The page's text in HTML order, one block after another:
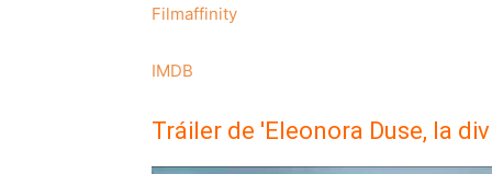
Filmaffinity
IMDB
Tráiler de 'Eleonora Duse, la